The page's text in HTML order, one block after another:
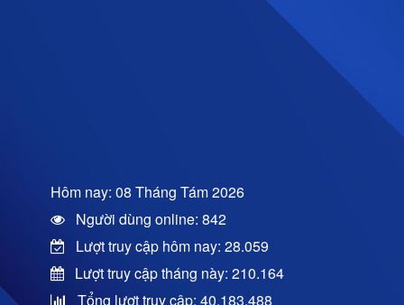
Hôm nay: 08 Tháng Tám 2026
Người dùng online: 842
Lượt truy cập hôm nay: 28.059
Lượt truy cập tháng này: 210.164
Tổng lượt truy cập: 40.183.488